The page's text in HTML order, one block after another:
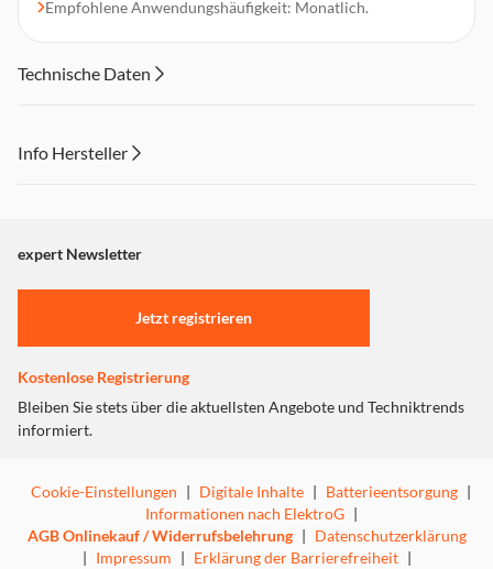
Empfohlene Anwendungshäufigkeit: Monatlich.
Technische Daten
Info Hersteller
"Marketing".
Einstellungen anpassen
expert Newsletter
Jetzt registrieren
Kostenlose Registrierung
Bleiben Sie stets über die aktuellsten Angebote und Techniktrends
informiert.
Cookie-Einstellungen | Digitale Inhalte | Batterieentsorgung |
Informationen nach ElektroG |
AGB Onlinekauf / Widerrufsbelehrung | Datenschutzerklärung
| Impressum | Erklärung der Barrierefreiheit |